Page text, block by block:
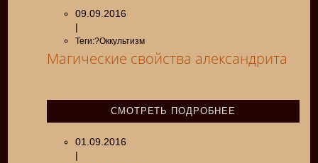
09.09.2016
|
Теги:?Оккультизм
Магические свойства александрита
СМОТРЕТЬ ПОДРОБНЕЕ
01.09.2016
|